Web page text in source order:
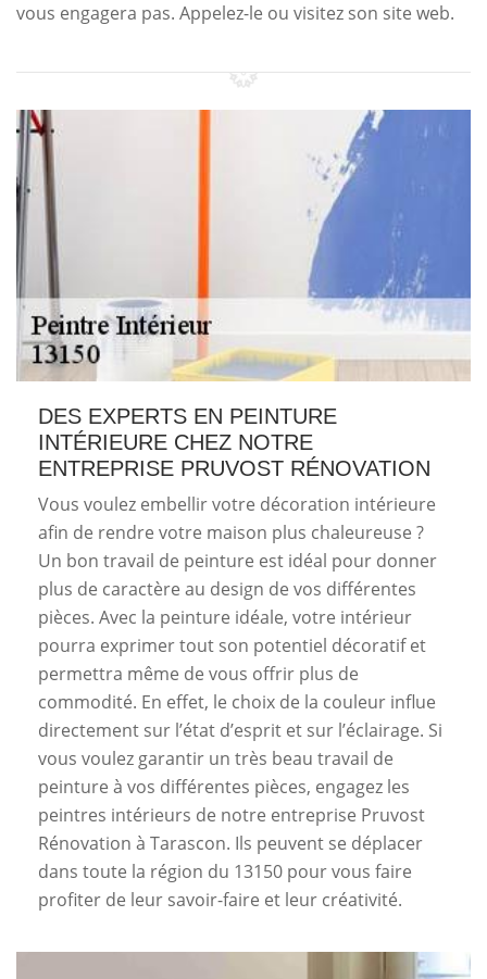
vous engagera pas. Appelez-le ou visitez son site web.
DES EXPERTS EN PEINTURE
INTÉRIEURE CHEZ NOTRE
ENTREPRISE PRUVOST RÉNOVATION
Vous voulez embellir votre décoration intérieure
afin de rendre votre maison plus chaleureuse ?
Un bon travail de peinture est idéal pour donner
plus de caractère au design de vos différentes
pièces. Avec la peinture idéale, votre intérieur
pourra exprimer tout son potentiel décoratif et
permettra même de vous offrir plus de
commodité. En effet, le choix de la couleur influe
directement sur l’état d’esprit et sur l’éclairage. Si
vous voulez garantir un très beau travail de
peinture à vos différentes pièces, engagez les
peintres intérieurs de notre entreprise Pruvost
Rénovation à Tarascon. Ils peuvent se déplacer
dans toute la région du 13150 pour vous faire
profiter de leur savoir-faire et leur créativité.